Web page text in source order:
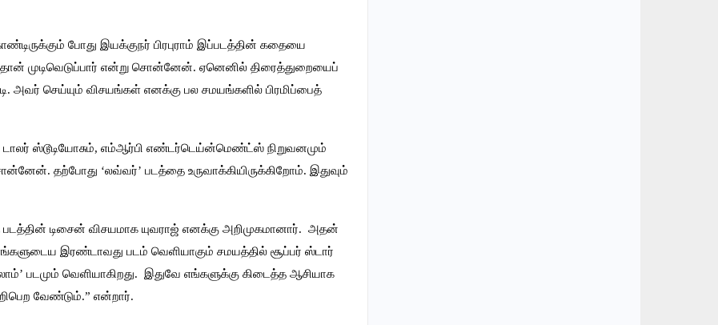
போது இயக்குநர் பிரபுராம் இப்படத்தின் கதையை
முடிவெடுப்பார் என்று சொன்னேன். ஏனெனில் திரைத்துறையைப்
அவர் செய்யும் விசயங்கள் எனக்கு பல சமயங்களில் பிரமிப்பைத்
டாலர் ஸ்டூடியோசும், எம்ஆர்பி எண்டர்டெய்ன்மெண்ட்ஸ் நிறுவனமும்
தற்போது ‘லவ்வர்’ படத்தை உருவாக்கியிருக்கிறோம். இதுவும்
டிசைன் விசயமாக யுவராஜ் எனக்கு அறிமுகமானார். அதன்
இரண்டாவது படம் வெளியாகும் சமயத்தில் சூப்பர் ஸ்டார்
படமும் வெளியாகிறது. இதுவே எங்களுக்கு கிடைத்த ஆசியாக
வேண்டும்.” என்றார்.